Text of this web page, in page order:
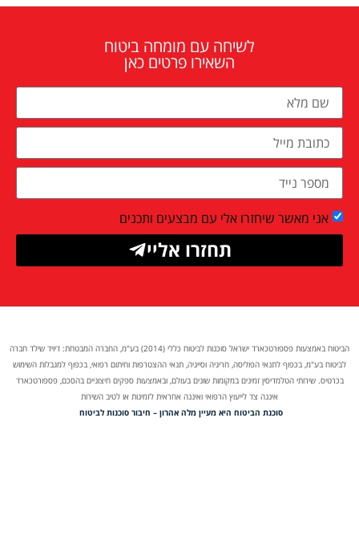
לשיחה עם מומחה ביטוח
השאירו פרטים כאן
אני מאשר שיחזרו אלי עם מבצעים ותכנים
תחזרו אליי
הביטוח באמצעות פספורטכארד ישראל סוכנות לביטוח כללי (2014) בע"מ, החברה המבטחת: דיויד שילד חברה
לביטוח בע"מ, בכפוף לתנאי הפוליסה, חריגיה וסייגיה, תנאי ההצטרפות וחיתום רפואי, בכפוף למגבלות השימוש
בכרטיס. שירותי הטלמדיסין זמינים במקומות שונים בעולם, ובאמצעות ספקים חיצוניים בהסכם, פספורטכארד
איננה צד לייעוץ הרפואי ואיננה אחראית לזמינות או לטיב השירות
סוכנת הביטוח היא מעיין מלה אהרון – חיבור סוכנות לביטוח